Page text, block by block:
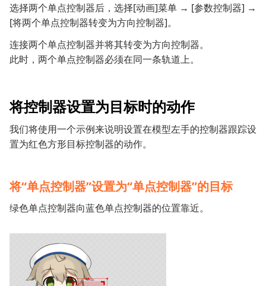
选择两个单点控制器后，选择[动画]菜单 → [参数控制器] →
[将两个单点控制器转变为方向控制器]。
连接两个单点控制器并将其转变为方向控制器。
此时，两个单点控制器必须在同一条轨道上。
将控制器设置为目标时的动作
我们将使用一个示例来说明设置在模型左手的控制器跟踪设
置为红色方形目标控制器的动作。
将“单点控制器”设置为“单点控制器”的目标
绿色单点控制器向蓝色单点控制器的位置靠近。